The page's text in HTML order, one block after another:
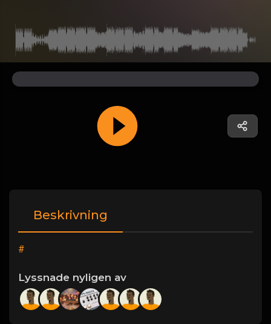
Beskrivning
#
Lyssnade nyligen av